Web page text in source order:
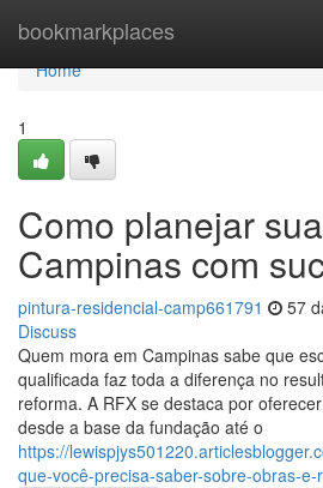
bookmarkplaces
Home
Home
1
Como planejar
Campinas com
pintura-residencial-camp661791 57
Discuss
Quem mora em Campinas sabe que
qualificada faz toda a diferença no
reforma. A RFX se destaca por
desde a base da fundação até o
https://
que-você-precisa-saber-sobre-obras-